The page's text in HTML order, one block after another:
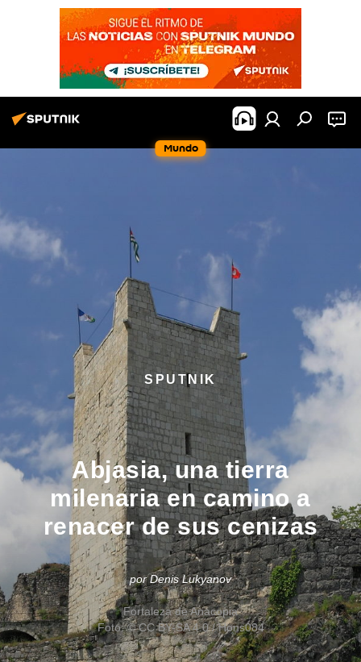
Mundo
SPUTNIK
Abjasia, una tierra
milenaria en camino a
renacer de sus cenizas
por Denis Lukyanov
Fortaleza de Anacopia
Foto: © CC BY-SA 4.0 / Hons084